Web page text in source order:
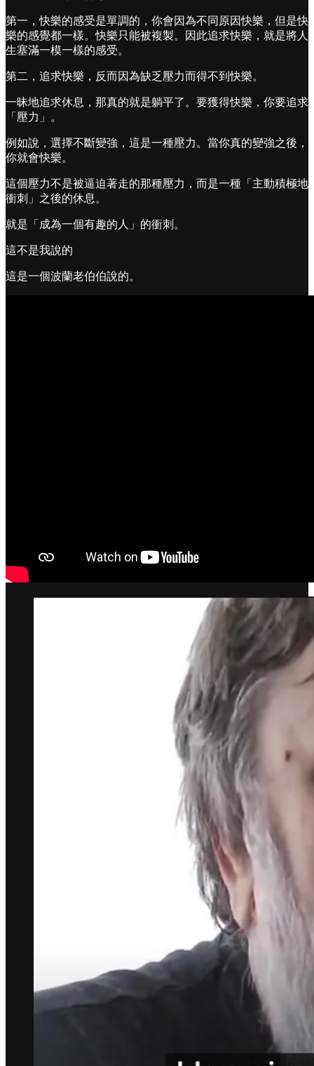
第一，快樂的感受是單調的，你會因為不同原因快樂，但是快
樂的感覺都一樣。快樂只能被複製。因此追求快樂，就是將人
生塞滿一模一樣的感受。
第二，追求快樂，反而因為缺乏壓力而得不到快樂。
一昧地追求休息，那真的就是躺平了。要獲得快樂，你要追求
「壓力」。
例如說，選擇不斷變強，這是一種壓力。當你真的變強之後，
你就會快樂。
這個壓力不是被逼迫著走的那種壓力，而是一種「主動積極地
衝刺」之後的休息。
就是「成為一個有趣的人」的衝刺。
這不是我說的
這是一個波蘭老伯伯說的。